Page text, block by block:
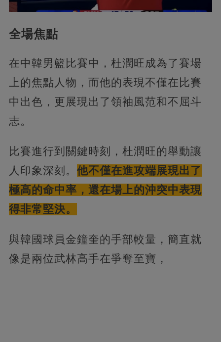
全場焦點
在中韓男籃比賽中，杜潤旺成為了賽場
上的焦點人物，而他的表現不僅在比賽
中出色，更展現出了領袖風范和不屈斗
志。
比賽進行到關鍵時刻，杜潤旺的舉動讓
人印象深刻。 他不僅在進攻端展現出了
極高的命中率，還在場上的沖突中表現
得非常堅決。
與韓國球員金鐘奎的手部較量，簡直就
像是兩位武林高手在爭奪至寶，